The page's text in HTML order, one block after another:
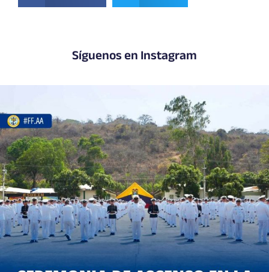
Síguenos en Instagram